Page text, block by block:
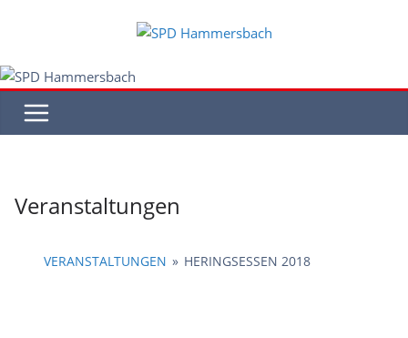
Veranstaltungen
VERANSTALTUNGEN » HERINGSESSEN 2018